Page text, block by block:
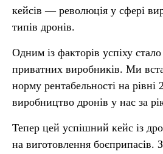
кейсів — революція у сфері
типів дронів.
Одним із факторів успіху
приватних виробників. Ми
норму рентабельності на рівні
виробництво дронів у нас за
Тепер цей успішний кейс із
на виготовлення боєприпасів.